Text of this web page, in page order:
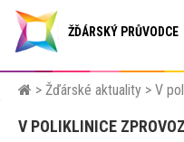
ŽĎÁRSKÝ PRŮVODCE
> Žďárské aktuality > V
V POLIKLINICE